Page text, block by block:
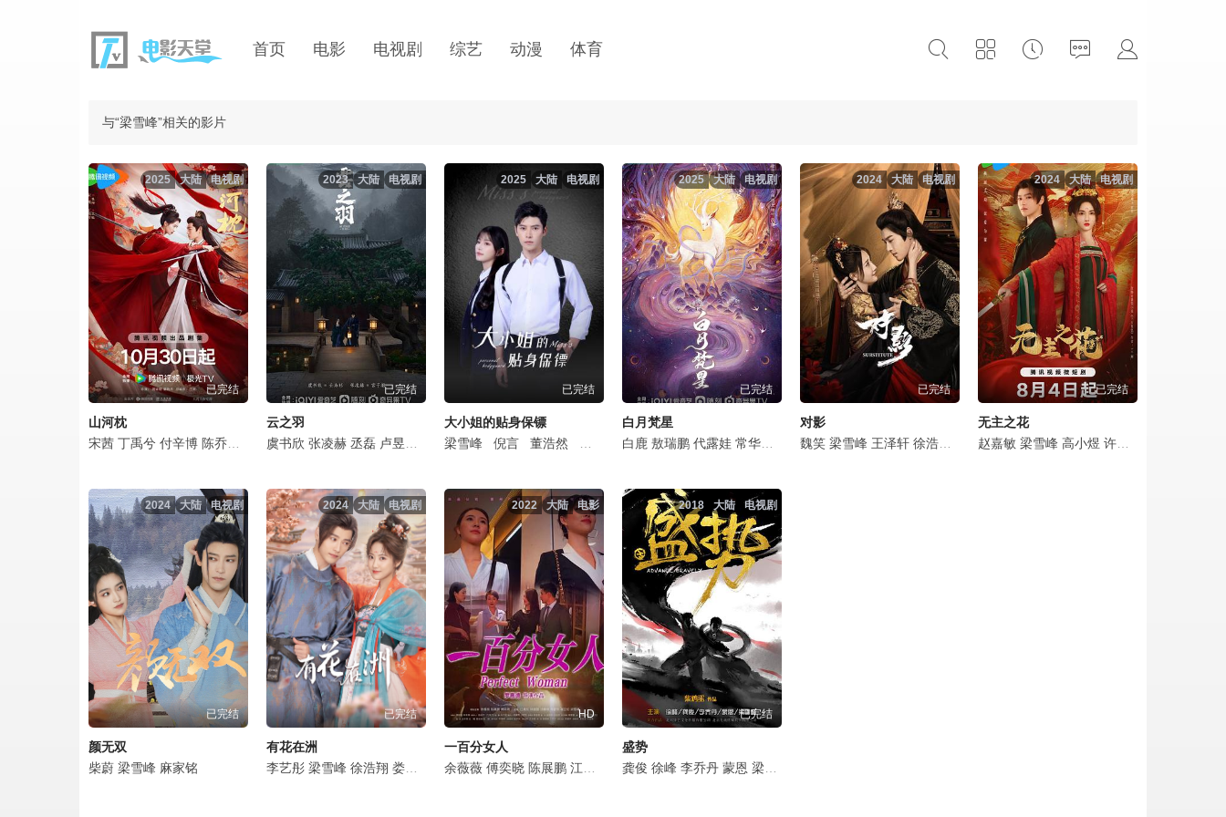
首页 电影 电视剧 综艺 动漫 体育
与“梁雪峰”相关的影片
电视剧
大陆
2025
已完结
山河枕
宋茜 丁禹兮 付辛博 陈乔恩 梁雪峰 曹骏 周洁琼 周大为 丁嘉文 李欢 黄日莹 孙艺宁 马昊 安悦溪 韩云云 张天阳 王森 赫雷 马梦唯 姜卓君 赵诗意 邵伟桐 丁映智 郎鹏 方晓莉 梁睿珑
电视剧
大陆
2023
已完结
云之羽
虞书欣 张凌赫 丞磊 卢昱晓 金靖 孙晨竣 田嘉瑞 温峥嵘 左叶 纪凌尘 林子烨 梁雪峰 储子竣 曾舜晞 陈都灵 曾可妮
电视剧
大陆
2025
已完结
大小姐的贴身保镖
梁雪峰
倪言 董浩然 胡旭晨
电视剧
大陆
2025
已完结
白月梵星
白鹿 敖瑞鹏 代露娃 常华森 韩栋 代斯 汤镇业 李彧 夏铭浩 刘令姿 梁雪峰 张鑫 程涛 程泓鑫
电视剧
大陆
2024
已完结
对影
魏笑 梁雪峰 王泽轩 徐浩翔 于杨梓
电视剧
大陆
2024
已完结
无主之花
赵嘉敏 梁雪峰 高小煜 许诺言
电视剧
大陆
2024
已完结
颜无双
柴蔚 梁雪峰 麻家铭
电视剧
大陆
2024
已完结
有花在洲
李艺彤 梁雪峰 徐浩翔 娄宇瑶
电影
大陆
2022
HD
一百分女人
余薇薇 傅奕晓 陈展鹏 江美仪 姚瑾瑜 杨富凯 沈瞳伽 谢芷伦
电视剧
大陆
2018
已完结
盛势
龚俊 徐峰 李乔丹 蒙恩 梁雪峰